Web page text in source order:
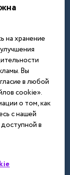
на хранение
Вы
в любой
cookie».
о том, как
с нашей
в